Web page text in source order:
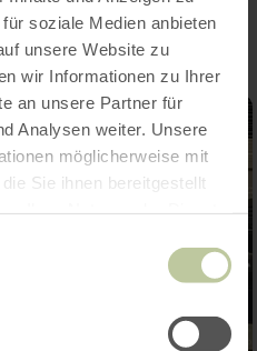
soziale Medien anbieten
unsere Website zu
wir Informationen zu Ihrer
an unsere Partner für
Analysen weiter. Unsere
möglicherweise mit
Sie ihnen bereitgestellt